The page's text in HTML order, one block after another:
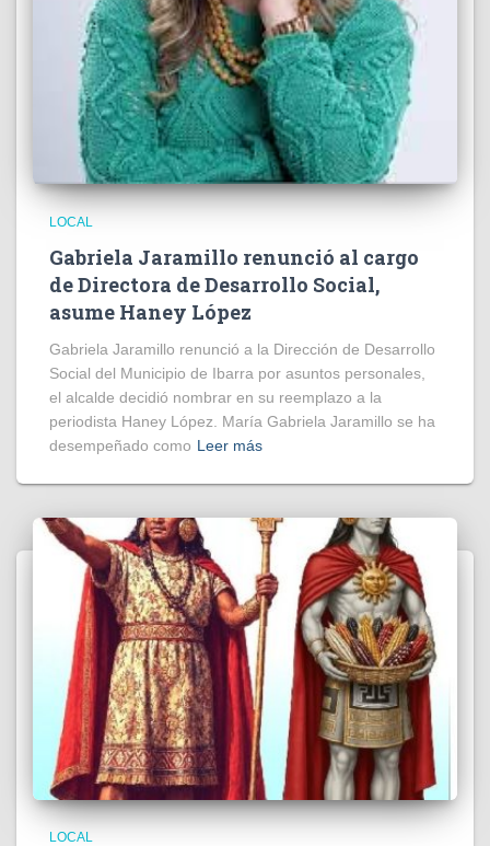
LOCAL
Gabriela Jaramillo renunció al cargo
de Directora de Desarrollo Social,
asume Haney López
Gabriela Jaramillo renunció a la Dirección de Desarrollo
Social del Municipio de Ibarra por asuntos personales,
el alcalde decidió nombrar en su reemplazo a la
periodista Haney López. María Gabriela Jaramillo se ha
desempeñado como Leer más
LOCAL